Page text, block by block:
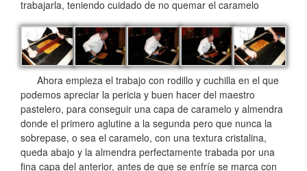
trabajarla, teniendo cuidado de no quemar el caramelo
Ahora empieza el trabajo con rodillo y cuchilla en el que
podemos apreciar la pericia y buen hacer del maestro
pastelero, para conseguir una capa de caramelo y almendra
donde el primero aglutine a la segunda pero que nunca la
sobrepase, o sea el caramelo, con una textura cristalina,
queda abajo y la almendra perfectamente trabada por una
fina capa del anterior, antes de que se enfríe se marca con